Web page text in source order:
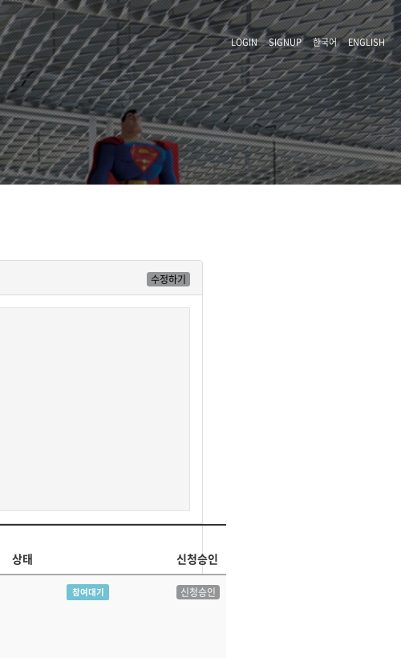
한국어 ENGLISH
LOGIN SIGNUP
수정하기
상태
신청승인
참여대기 신청승인